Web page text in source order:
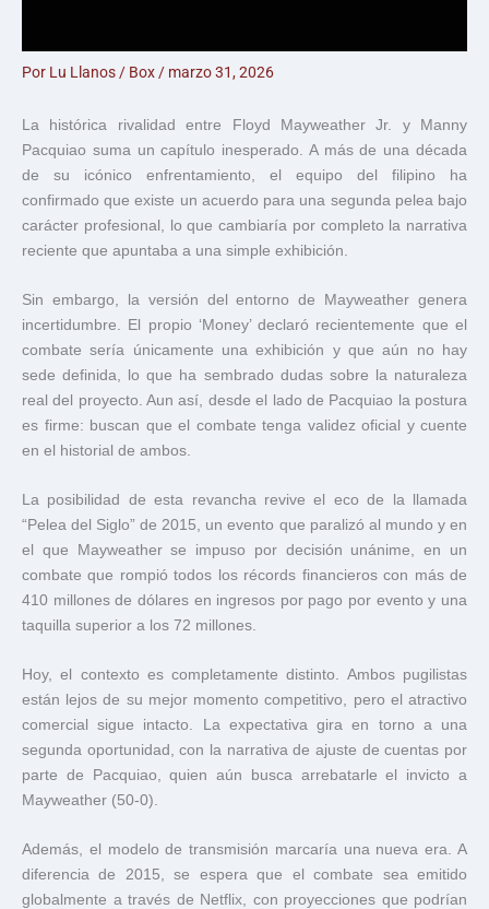
Por Lu Llanos / Box / marzo 31, 2026
La histórica rivalidad entre Floyd Mayweather Jr. y
Manny
Pacquiao suma un capítulo inesperado. A más de una década
de su icónico enfrentamiento, el equipo del filipino ha
confirmado que existe un acuerdo para una segunda pelea bajo
carácter profesional, lo que cambiaría por completo la narrativa
reciente que apuntaba a una simple exhibición.
Sin embargo, la versión del entorno de Mayweather genera
incertidumbre. El propio ‘Money’ declaró recientemente que el
combate sería únicamente una exhibición y que aún no hay
sede definida, lo que ha sembrado dudas sobre la naturaleza
real del proyecto. Aun así, desde el lado de Pacquiao la postura
es firme: buscan que el combate tenga validez oficial y cuente
en el historial de ambos.
La posibilidad de esta revancha revive el eco de la llamada
“Pelea del Siglo” de 2015, un evento que paralizó al mundo y en
el que Mayweather se impuso por decisión unánime, en un
combate que rompió todos los récords financieros con más de
410 millones de dólares en ingresos por pago por evento y una
taquilla superior a los 72 millones.
Hoy, el contexto es completamente distinto. Ambos pugilistas
están lejos de su mejor momento competitivo, pero el atractivo
comercial sigue intacto. La expectativa gira en torno a una
segunda oportunidad, con la narrativa de ajuste de cuentas por
parte de Pacquiao, quien aún busca arrebatarle el invicto a
Mayweather (50-0).
Además, el modelo de transmisión marcaría una nueva era. A
diferencia de 2015, se espera que el combate sea emitido
globalmente a través de Netflix , con proyecciones que podrían